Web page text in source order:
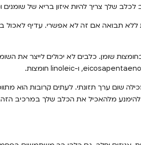
שלך צריך להיות איזון בריא של שומנים
ללא תבואה אם זה לא אפשרי. עדיף
שומן. כלבים לא יכולים לייצר את
שום ערך תזונתי. לעתים קרובות הוא
להימנע מלהאכיל את הכלב שלך במרכיב